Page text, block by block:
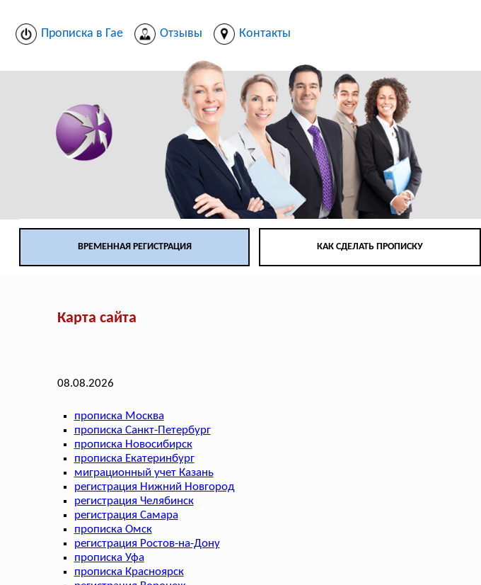
Прописка в Гае Отзывы Контакты
ВРЕМЕННАЯ РЕГИСТРАЦИЯ КАК СДЕЛАТЬ ПРОПИСКУ
Карта сайта
08.08.2026
прописка Москва
прописка Санкт-Петербург
прописка Новосибирск
прописка Екатеринбург
миграционный учет Казань
регистрация Нижний Новгород
регистрация Челябинск
регистрация Самара
прописка Омск
регистрация Ростов-на-Дону
прописка Уфа
прописка Красноярск